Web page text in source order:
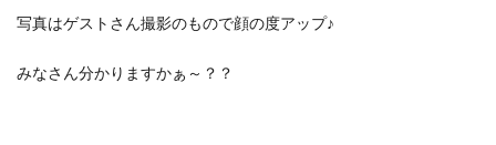
写真はゲストさん撮影のもので顔の度アップ♪
みなさん分かりますかぁ～？？